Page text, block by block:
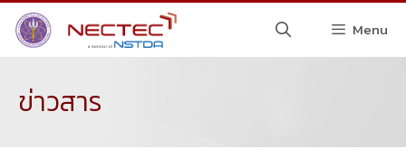
Menu
ข่าวสาร